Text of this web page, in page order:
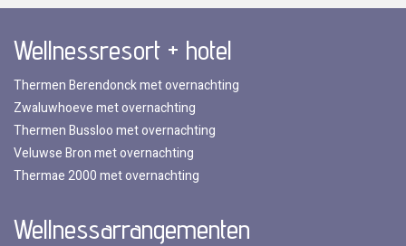
Wellnessresort + hotel
Thermen Berendonck met overnachting
Zwaluwhoeve met overnachting
Thermen Bussloo met overnachting
Veluwse Bron met overnachting
Thermae 2000 met overnachting
Wellnessarrangementen